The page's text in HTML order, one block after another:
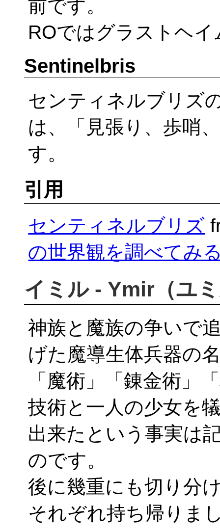
前です。
ROではグラストヘ
Sentinelbris
センティネルブリズ
は、「見張り、歩哨
す。
引用
センティネルブリズ
の世界観を調べてみ
イミル- Ymir（ユ
神族と魔族の争いで
げた魔導生体兵器の
「魔術」「錬金術」
技術と一人の少女を
出来たという事実は
のです。
後に幾重にも切り分
それぞれ持ち帰りま